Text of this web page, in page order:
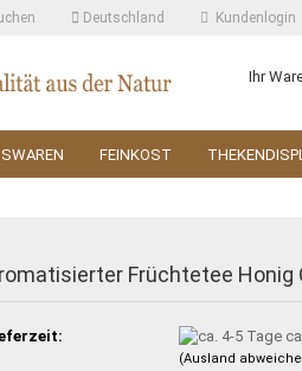
Deutschland Kundenlogin
Ihr
FEINKOST
Früchtetee Honig
(Ausland